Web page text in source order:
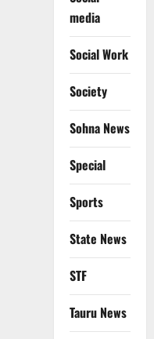
media
Social Work
Society
Sohna News
Special
Sports
State News
STF
Tauru News